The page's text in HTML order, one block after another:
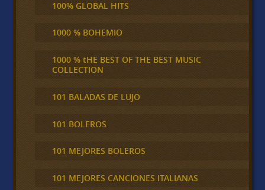
100% GLOBAL HITS
1000 % BOHEMIO
1000 % tHE BEST OF THE BEST MUSIC
COLLECTION
101 BALADAS DE LUJO
101 BOLEROS
101 MEJORES BOLEROS
101 MEJORES CANCIONES ITALIANAS